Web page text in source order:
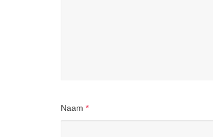
Naam *